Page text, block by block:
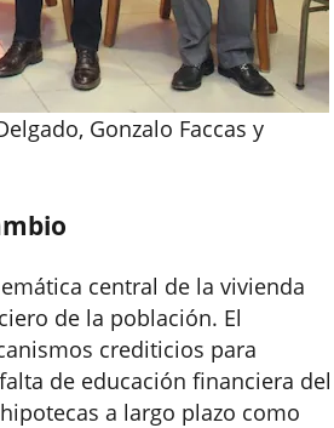
Gonzalo Faccas y
central de la vivienda
de la población. El
crediticios para
de educación financiera del
a largo plazo como